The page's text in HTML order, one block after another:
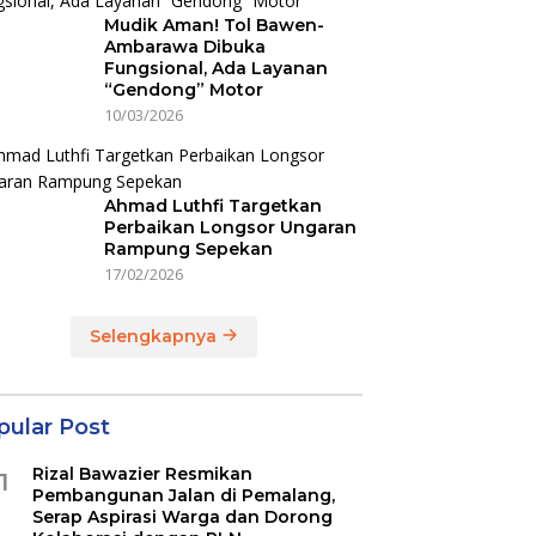
Mudik Aman! Tol Bawen-
Ambarawa Dibuka
Fungsional, Ada Layanan
“Gendong” Motor
10/03/2026
Ahmad Luthfi Targetkan
Perbaikan Longsor Ungaran
Rampung Sepekan
17/02/2026
Selengkapnya
Post
Rizal Bawazier Resmikan
Pembangunan Jalan di Pemalang,
Serap Aspirasi Warga dan Dorong